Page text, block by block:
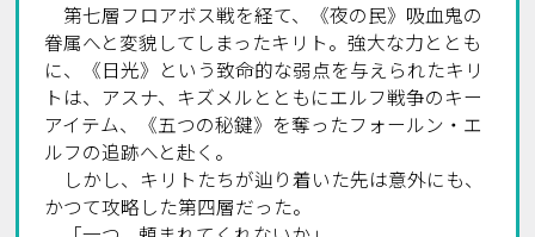
第七層フロアボス戦を経て、《夜の民》――吸血鬼の
眷属へと変貌してしまったキリト。強大な力ととも
に、《日光》という致命的な弱点を与えられたキリ
トは、アスナ、キズメルとともにエルフ戦争のキー
アイテム、《五つの秘鍵》を奪ったフォールン・エ
ルフの追跡へと赴く。
しかし、キリトたちが辿り着いた先は意外にも、
かつて攻略した第四層だった。